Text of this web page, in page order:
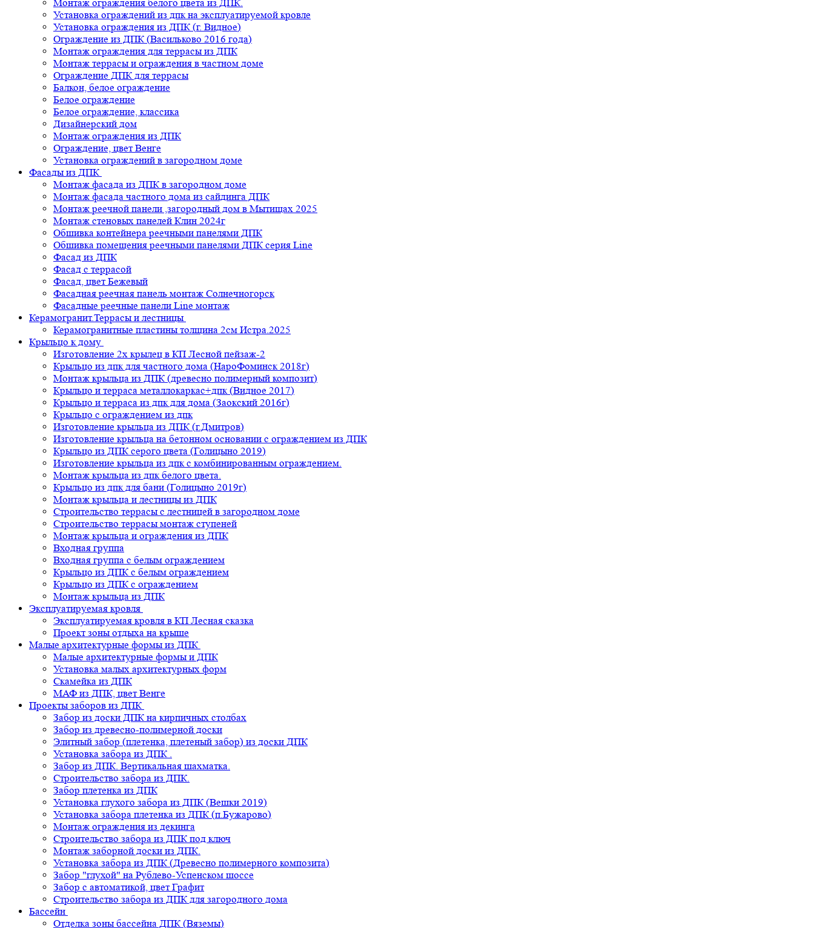
Монтаж ограждения белого цвета из ДПК.
Установка ограждений из дпк на эксплуатируемой кровле
Установка ограждения из ДПК (г. Видное)
Ограждение из ДПК (Васильково 2016 года)
Монтаж ограждения для террасы из ДПК
Монтаж террасы и ограждения в частном доме
Ограждение ДПК для террасы
Балкон, белое ограждение
Белое ограждение
Белое ограждение, классика
Дизайнерский дом
Монтаж ограждения из ДПК
Ограждение, цвет Венге
Установка ограждений в загородном доме
Фасады из ДПК
Монтаж фасада из ДПК в загородном доме
Монтаж фасада частного дома из сайдинга ДПК
Монтаж реечной панели ,загородный дом в Мытищах 2025
Монтаж стеновых панелей Клин 2024г
Обшивка контейнера реечными панелями ДПК
Обшивка помещения реечными панелями ДПК серия Line
Фасад из ДПК
Фасад с террасой
Фасад, цвет Бежевый
Фасадная реечная панель монтаж Солнечногорск
Фасадные реечные панели Line монтаж
Керамогранит.Террасы и лестницы
Керамогранитные пластины толщина 2см Истра.2025
Крыльцо к дому
Изготовление 2х крылец в КП Лесной пейзаж-2
Крыльцо из дпк для частного дома (НароФоминск 2018г)
Монтаж крыльца из ДПК (древесно полимерный композит)
Крыльцо и терраса металлокаркас+дпк (Видное 2017)
Крыльцо и терраса из дпк для дома (Заокский 2016г)
Крыльцо с ограждением из дпк
Изготовление крыльца из ДПК (г.Дмитров)
Изготовление крыльца на бетонном основании с ограждением из ДПК
Крыльцо из ДПК серого цвета (Голицыно 2019)
Изготовление крыльца из дпк с комбинированным ограждением.
Монтаж крыльца из дпк белого цвета.
Крыльцо из дпк для бани (Голицыно 2019г)
Монтаж крыльца и лестницы из ДПК
Строительство террасы с лестницей в загородном доме
Строительство террасы монтаж ступеней
Монтаж крыльца и ограждения из ДПК
Входная группа
Входная группа с белым ограждением
Крыльцо из ДПК с белым ограждением
Крыльцо из ДПК с ограждением
Монтаж крыльца из ДПК
Эксплуатируемая кровля
Эксплуатируемая кровля в КП Лесная сказка
Проект зоны отдыха на крыше
Малые архитектурные формы из ДПК
Малые архитектурные формы и ДПК
Установка малых архитектурных форм
Скамейка из ДПК
МАФ из ДПК, цвет Венге
Проекты заборов из ДПК
Забор из доски ДПК на кирпичных столбах
Забор из древесно-полимерной доски
Элитный забор (плетенка, плетеный забор) из доски ДПК
Установка забора из ДПК .
Забор из ДПК. Вертикальная шахматка.
Строительство забора из ДПК.
Забор плетенка из ДПК
Установка глухого забора из ДПК (Вешки 2019)
Установка забора плетенка из ДПК (п.Бужарово)
Монтаж ограждения из декинга
Строительство забора из ДПК под ключ
Монтаж заборной доски из ДПК.
Установка забора из ДПК (Древесно полимерного композита)
Забор "глухой" на Рублево-Успенском шоссе
Забор с автоматикой, цвет Графит
Строительство забора из ДПК для загородного дома
Бассейн
Отделка зоны бассейна ДПК (Вяземы)